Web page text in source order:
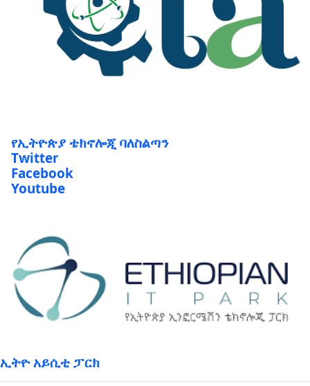
የኢትዮጵያ ቴክኖሎጂ ባለስልጣን
Twitter
Facebook
Youtube
ኢትዮ አይሲቲ ፓርክ